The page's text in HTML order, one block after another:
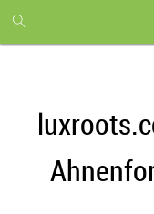
month
free